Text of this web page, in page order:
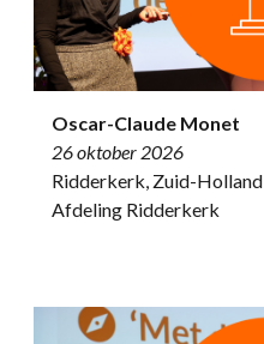
Oscar-Claude Monet
26 oktober 2026
Ridderkerk, Zuid-Holland
Afdeling Ridderkerk